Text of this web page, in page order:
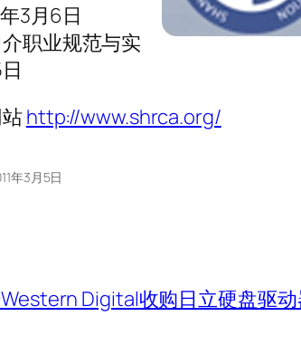
3月6日
职业规范与实
http://www.shrca.org/
年3月5日
Digital收购日立硬盘驱